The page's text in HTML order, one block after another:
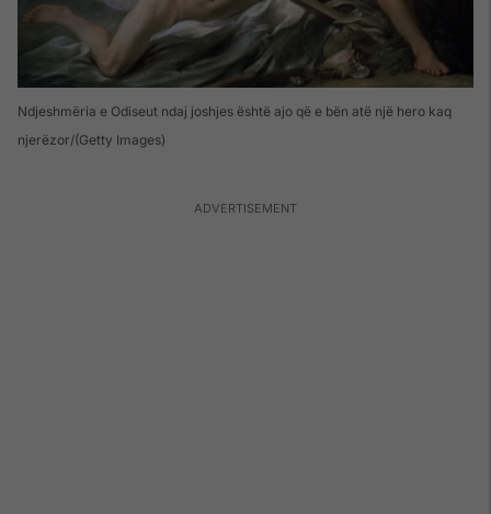
Ndjeshmëria e Odiseut ndaj joshjes është ajo që e bën atë një hero kaq
njerëzor (Getty Images)